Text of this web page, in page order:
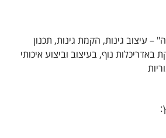
– עיצוב גינות, הקמת גינות, תכנון
נוף, בעיצוב וביצוע איכותי